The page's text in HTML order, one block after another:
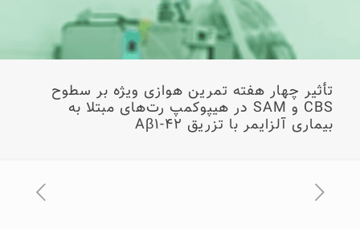
تأثیر چهار هفته تمرین هوازی ویژه بر سطوح
CBS و SAM در هیپوکمپ رت‌های مبتلا به
بیماری آلزایمر با تزریق Aβ۱-۴۲